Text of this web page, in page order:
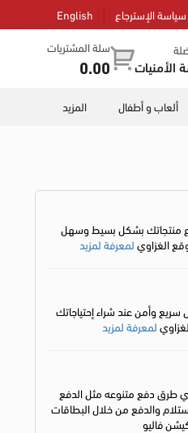
سياسة الإسترجاع English
الأمنيات
سلة المشتريات
0.00
ألعاب و أطفال المزيد
منتجاتك بشكل بسيط وسهل
الغزاويلمعرفة لمزيد
سريع وأمن عند شراء إحتياجاتك
لمعرفة لمزيد
طرق دفع متنوعه مثل الدفع
والدفع من خلال البطاقات
فاليو